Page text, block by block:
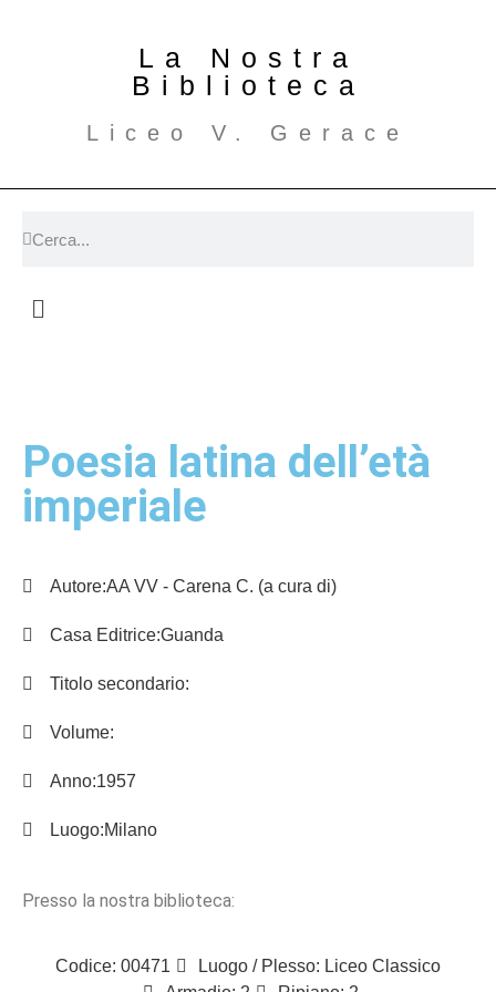
La Nostra
Biblioteca
Liceo V. Gerace
Poesia latina dell’età
imperiale
Autore:AA VV - Carena C. (a cura di)
Casa Editrice:Guanda
Titolo secondario:
Volume:
Anno:1957
Luogo:Milano
Presso la nostra biblioteca:
Codice: 00471
Luogo / Plesso: Liceo Classico